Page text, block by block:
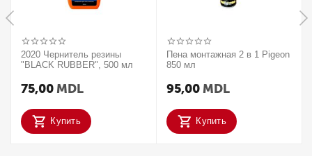
2020 Чернитель резины
"BLACK RUBBER", 500 мл
75,00 MDL
Купить
Пена монтажная 2 в 1 Pigeon
850 мл
95,00 MDL
Купить